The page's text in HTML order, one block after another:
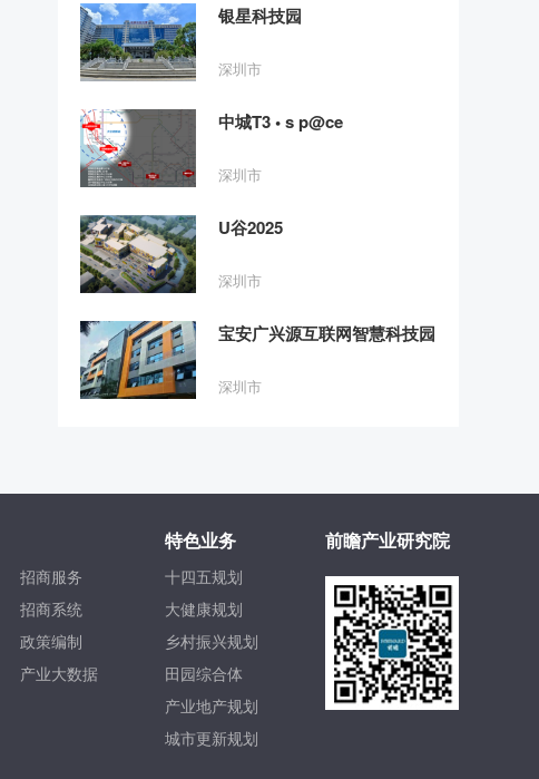
银星科技园
深圳市
中城T3 • s p@ce
深圳市
U谷2025
深圳市
宝安广兴源互联网智慧科技园
深圳市
招商服务
招商系统
政策编制
产业大数据
特色业务
十四五规划
大健康规划
乡村振兴规划
田园综合体
产业地产规划
城市更新规划
前瞻产业研究院